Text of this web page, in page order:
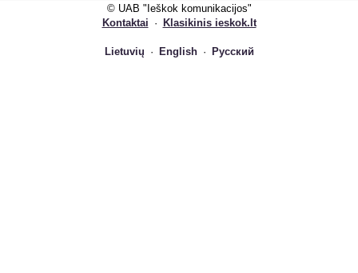
© UAB "Ieškok komunikacijos"
Kontaktai · Klasikinis ieskok.lt
Lietuvių · English · Русский